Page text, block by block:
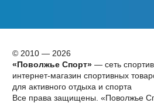
© 2010 — 2026
«Поволжье Спорт»— сеть
интернет-магазин спортивных
для активного отдыха и спорта
Все права защищены. «Поволжье